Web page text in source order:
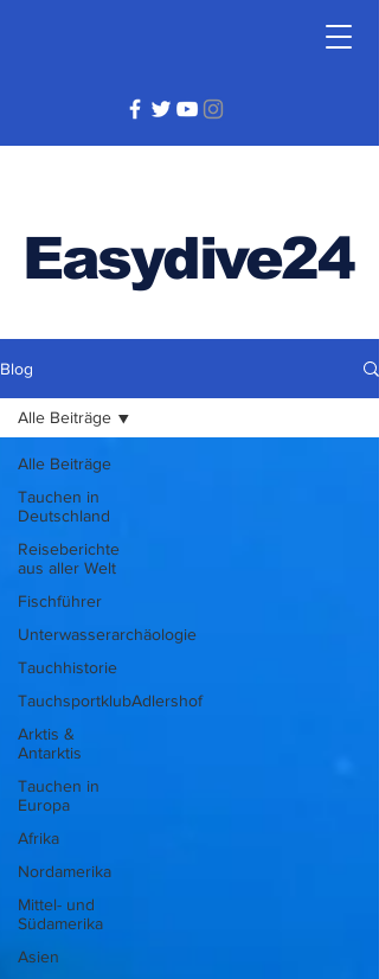
Easydive24
Blog
Alle Beiträge
Tauchen in
Deutschland
Reiseberichte
aus aller Welt
Fischführer
Unterwasserarchäologie
Tauchhistorie
TauchsportklubAdlershof
Arktis &
Antarktis
Tauchen in
Europa
Afrika
Nordamerika
Mittel- und
Südamerika
Asien
Alle Beiträge